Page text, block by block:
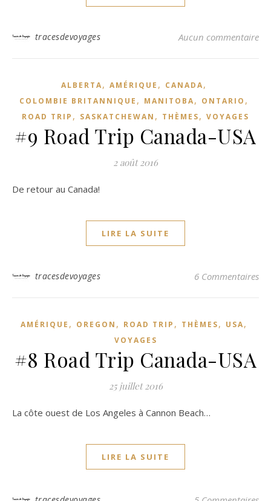
tracesdevoyages Aucun commentaire
ALBERTA, AMÉRIQUE , CANADA,
COLOMBIE BRITANNIQUE , MANITOBA, ONTARIO ,
ROAD TRIP , SASKATCHEWAN , THÈMES, VOYAGES
#9 Road Trip Canada-USA
2 août 2016
De retour au Canada!
LIRE LA SUITE
tracesdevoyages 6 Commentaires
AMÉRIQUE , OREGON , ROAD TRIP , THÈMES, USA,
VOYAGES
#8 Road Trip Canada-USA
25 juillet 2016
La côte ouest de Los Angeles à Cannon Beach…
LIRE LA SUITE